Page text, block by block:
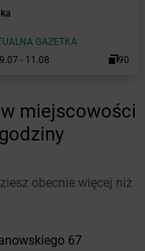
GAZETKA
- 11.08
90
w miejscowości
obecnie więcej niż
67